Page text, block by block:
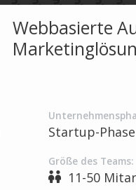
Webbasierte
Startup-Phase
Größe des Teams:
11-50